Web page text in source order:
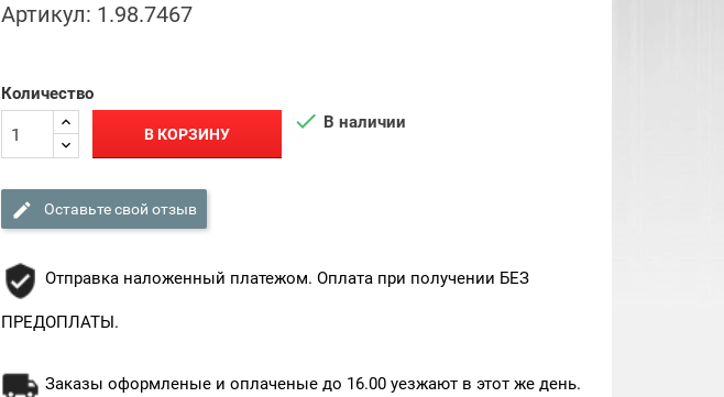
Артикул: 1.98.7467
Количество
В КОРЗИНУ  В наличии
Оставьте свой отзыв
Отправка наложенный платежом. Оплата при получении БЕЗ
ПРЕДОПЛАТЫ.
Заказы оформленые и оплаченые до 16.00 уезжают в этот же день.